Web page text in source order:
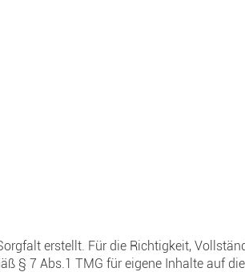
erstellt. Für die Richtigkeit,
§ 7 Abs.1 TMG für eigene Inhalte auf